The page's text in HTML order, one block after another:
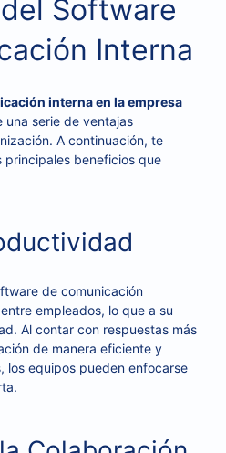
Software
Interna
interna en la empresa
una serie de ventajas
A continuación, te
principales beneficios que
de comunicación
empleados, lo que a su
Al contar con respuestas más
de manera eficiente y
los equipos pueden enfocarse